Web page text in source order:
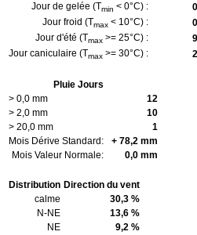
Jour de gelée (Tmin < 0°C) :
0
Jour froid (Tmax < 10°C) :
0
Jour d'été (Tmax >= 25°C) :
9
Jour caniculaire (Tmax >= 30°C) : 2
Pluie Jours
> 0,0 mm
12
> 2,0 mm
10
> 20,0 mm
1
Mois Dérive Standard:
+ 78,2 mm
Mois Valeur Normale:
0,0 mm
Distribution Direction du vent
calme
30,3 %
N-NE
13,6 %
NE
9,2 %